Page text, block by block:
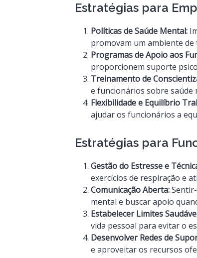
Estratégias para
Políticas de Saúde Mental:
promovam um ambiente
Programas de Apoio aos
proporcionem suporte
Treinamento de
e funcionários sobre saúde
Flexibilidade e Equilíbrio
ajudar os funcionários a
Estratégias para
Gestão do Estresse e
exercícios de respiração e
Comunicação Aberta:
mental e buscar apoio
Estabelecer Limites
vida pessoal para evitar o
Desenvolver Redes de
e aproveitar os recursos